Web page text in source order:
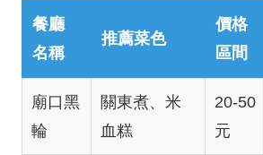
餐廳
名稱
推薦菜色
價格
區間
廟口黑
輪
關東煮、米
血糕
20-50
元